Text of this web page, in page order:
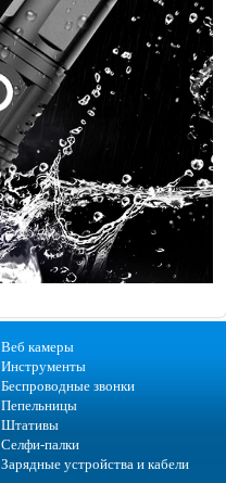
Веб камеры
Инструменты
Беспроводные звонки
Пепельницы
Штативы
Селфи-палки
Зарядные устройства и кабели